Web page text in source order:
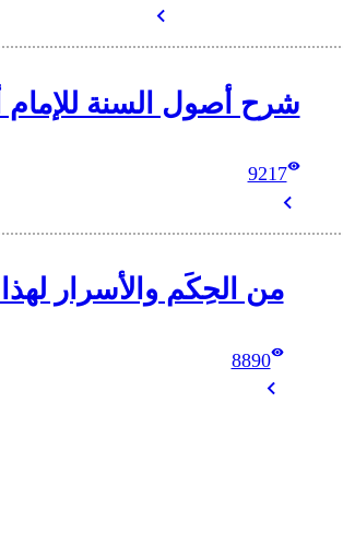
شرح أصول السنة
9217
من الحِكَم والأسرار لهذا
8890